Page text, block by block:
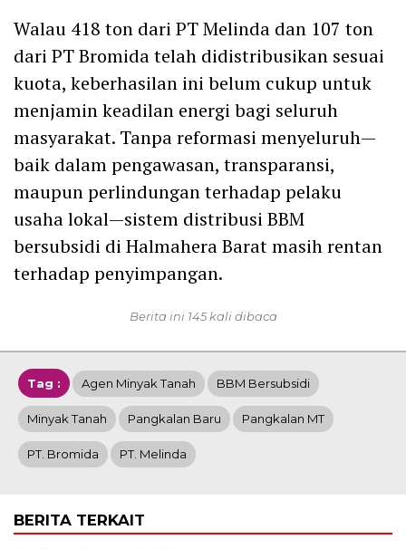
Walau 418 ton dari PT Melinda dan 107 ton
dari PT Bromida telah didistribusikan sesuai
kuota, keberhasilan ini belum cukup untuk
menjamin keadilan energi bagi seluruh
masyarakat. Tanpa reformasi menyeluruh—
baik dalam pengawasan, transparansi,
maupun perlindungan terhadap pelaku
usaha lokal—sistem distribusi BBM
bersubsidi di Halmahera Barat masih rentan
terhadap penyimpangan.
Berita ini 145 kali dibaca
Tag : Agen Minyak Tanah BBM Bersubsidi
Minyak Tanah Pangkalan Baru Pangkalan MT
PT. Bromida PT. Melinda
BERITA TERKAIT